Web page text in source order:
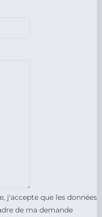
j'accepte que les données
de ma demande